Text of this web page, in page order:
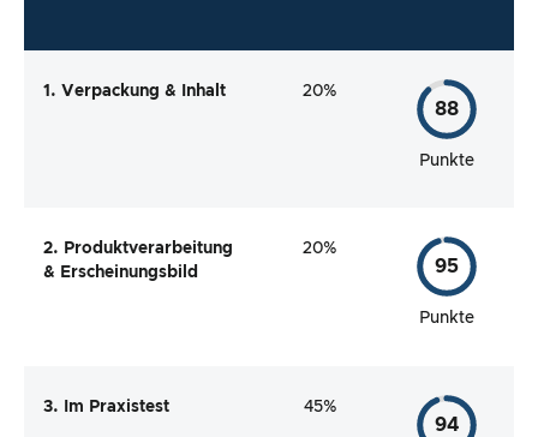
1. Verpackung & Inhalt 20%
88
Punkte
2. Produktverarbeitung
& Erscheinungsbild
20%
95
Punkte
3. Im Praxistest 45%
94